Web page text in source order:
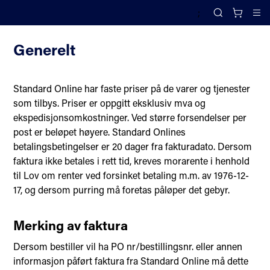
;
Search
Generelt
Standard Online har faste priser på de varer og tjenester
som tilbys. Priser er oppgitt eksklusiv mva og
ekspedisjonsomkostninger. Ved større forsendelser per
post er beløpet høyere. Standard Onlines
betalingsbetingelser er 20 dager fra fakturadato. Dersom
faktura ikke betales i rett tid, kreves morarente i henhold
til Lov om renter ved forsinket betaling m.m. av 1976-12-
17, og dersom purring må foretas påløper det gebyr.
Merking av faktura
Dersom bestiller vil ha PO nr/bestillingsnr. eller annen
informasjon påført faktura fra Standard Online må dette